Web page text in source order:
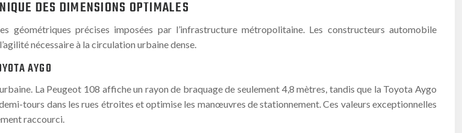
DES DIMENSIONS OPTIMALES
géométriques précises imposées par l’infrastructure métropolitaine. Les constructeurs automobile
nécessaire à la circulation urbaine dense.
AYGO
La Peugeot 108 affiche un rayon de braquage de seulement 4,8 mètres, tandis que la Toyota Aygo
tours dans les rues étroites et optimise les manœuvres de stationnement. Ces valeurs exceptionnelles
raccourci.